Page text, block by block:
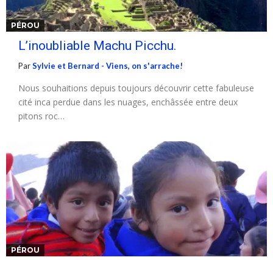
PÉROU
L’inoubliable Machu Picchu.
ParSylvie et Bernard - Viens, on s'arrache!
Nous souhaitions depuis toujours découvrir cette fabuleuse
cité inca perdue dans les nuages, enchâssée entre deux
pitons roc…
PÉROU